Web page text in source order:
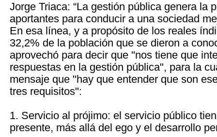
Jorge Triaca: “La gestión pública genera la
aportantes para conducir a una sociedad
En esa línea, y a propósito de los reales
32,2% de la población que se dieron a
aprovechó para decir que "nos tiene que
respuestas en la gestión pública", para la
mensaje que "hay que entender que son
tres requisitos":
1. Servicio al prójimo: el servicio público
presente, más allá del ego y el desarrollo